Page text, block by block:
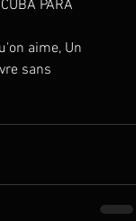
PARA
aime, Un
sans